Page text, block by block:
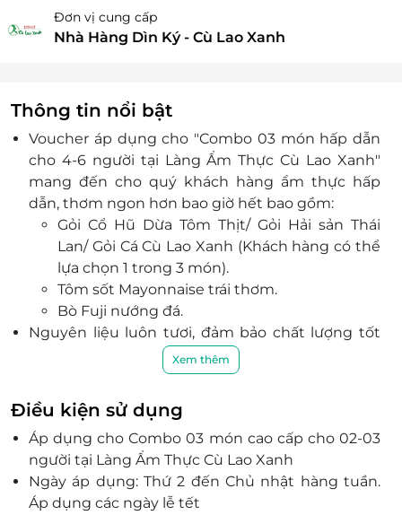
Đơn vị cung cấp
Nhà Hàng Dìn Ký - Cù Lao Xanh
Thông tin nổi bật
Voucher áp dụng cho "Combo 03 món hấp dẫn
cho 4-6 người tại Làng Ẩm Thực Cù Lao Xanh"
mang đến cho quý khách hàng ẩm thực hấp
dẫn, thơm ngon hơn bao giờ hết bao gồm:
Gỏi Cổ Hũ Dừa Tôm Thịt/ Gỏi Hải sản Thái
Lan/ Gỏi Cá Cù Lao Xanh (Khách hàng có thể
lựa chọn 1 trong 3 món).
Tôm sốt Mayonnaise trái thơm.
Bò Fuji nướng đá.
Nguyên liệu luôn tươi, đảm bảo chất lượng tốt
nhất khi tới bàn thực khách.
Đội ngũ bếp Cù Lao Xanh tự tin mang đến trải
nghiệm ẩm thực đa dạng phong cách, hợp khẩu
vị theo từng vùng miền, bên cạnh là chất lượng
dịch vụ tốt nhất với chi phí hợp lý.
Làng ẩm thực Cù Lao Xanh hiện lên như một
góc nhỏ bình yên để dừng chân và tận hưởng
những giây phút yên tĩnh cho riêng mình. Với
Xem thêm
Điều kiện sử dụng
Áp dụng cho Combo 03 món cao cấp cho 02-03
người tại Làng Ẩm Thực Cù Lao Xanh
Ngày áp dụng: Thứ 2 đến Chủ nhật hàng tuần.
Áp dụng các ngày lễ tết